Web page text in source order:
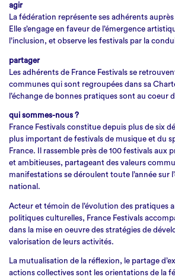
agir
La fédération représente ses adhérents
Elle s’engage en faveur de l’émergence
l’inclusion, et observe les festivals par la
partager
Les adhérents de France Festivals se
communes qui sont regroupées dans sa
l’échange de bonnes pratiques sont au coeur
qui sommes-nous ?
France Festivals constitue depuis plus de six
plus important de festivals de musique et du
France. Il rassemble près de 100 festivals aux
et ambitieuses, partageant des valeurs
manifestations se déroulent toute l’année sur
national.
Acteur et témoin de l’évolution des pratiques
politiques culturelles, France Festivals
dans la mise en oeuvre des stratégies de
valorisation de leurs activités.
La mutualisation de la réflexion, le partage
actions collectives sont les orientations de la